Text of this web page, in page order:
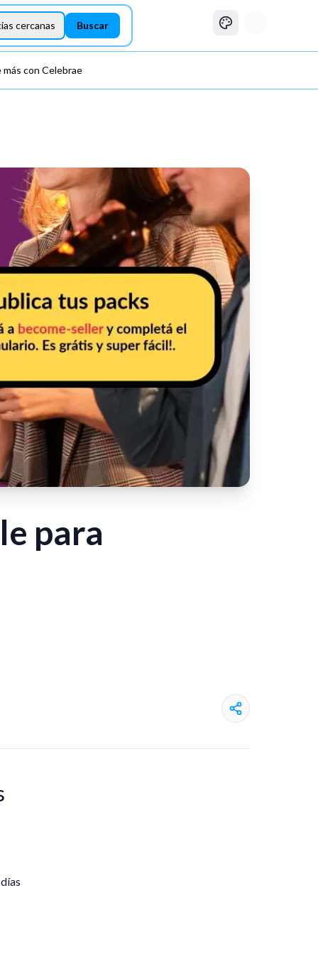
cercanas Buscar experiencias
Buscar
más con Celebrae
para